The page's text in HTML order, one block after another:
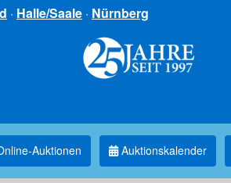
· Halle/Saale · Nürnberg
Auktionen Auktionskalender